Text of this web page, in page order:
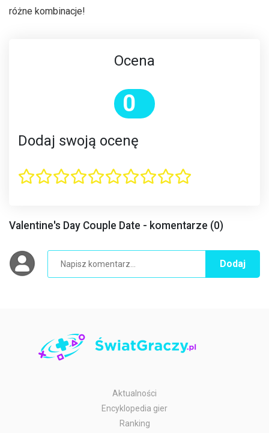
różne kombinacje!
Ocena
0
Dodaj swoją ocenę
Valentine's Day Couple Date - komentarze (0)
Dodaj
Aktualności
Encyklopedia gier
Ranking